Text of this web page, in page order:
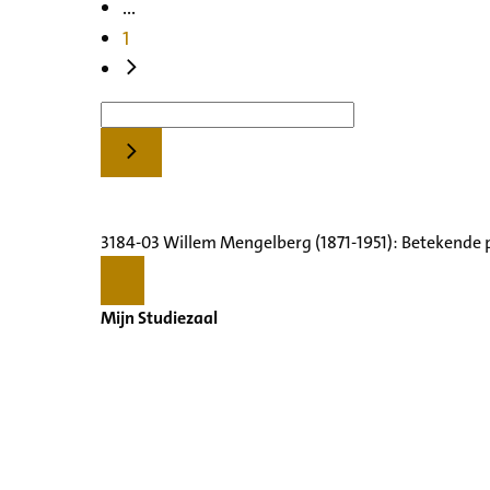
...
1
3184-03 Willem Mengelberg (1871-1951):
Mijn Studiezaal